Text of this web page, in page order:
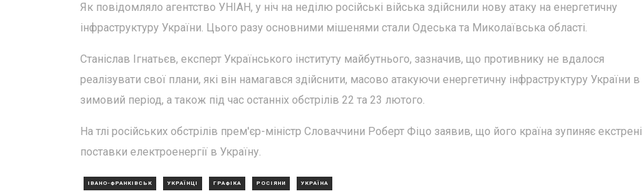
Як повідомляло агентство УНІАН, у ніч на неділю російські війська здійснили нову атаку на енергетичну
інфраструктуру України. Цього разу основними мішенями стали Одеська та Миколаївська області.
Станіслав Ігнатьєв, експерт Українського інституту майбутнього, зазначив, що противнику не вдалося
реалізувати свої плани, які він намагався здійснити, масово атакуючи енергетичну інфраструктуру України в
зимовий період, а також під час останніх обстрілів 22 та 23 лютого.
На тлі російських обстрілів прем'єр-міністр Словаччини Роберт Фіцо заявив, що його країна зупиняє екстрені
поставки електроенергії в Україну.
ІВАНО-ФРАНКІВСЬК УКРАЇНЦІ ГРАФІКА РОСІЯНИ УКРАЇНА